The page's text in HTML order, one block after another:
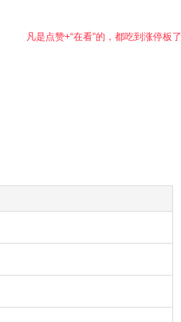
凡是点赞+“在看”的，都吃到涨停板